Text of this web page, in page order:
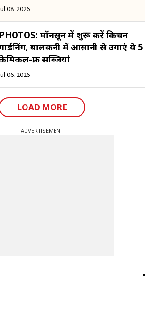
08, 2026
PHOTOS: मॉनसून में शुरू करें किचन
बालकनी में आसानी से उगाएं ये 5
फ्री सब्जियां
06, 2026
LOAD MORE
ADVERTISEMENT